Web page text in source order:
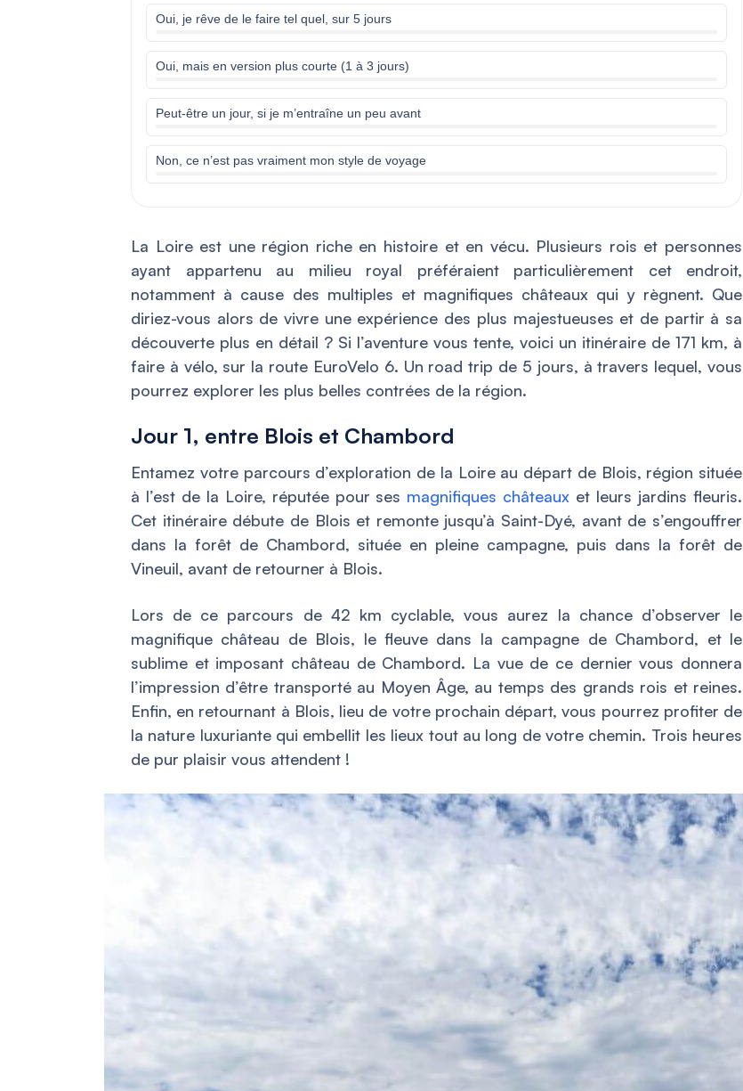
Oui, je rêve de le faire tel quel, sur 5 jours
Oui, mais en version plus courte (1 à 3 jours)
Peut-être un jour, si je m’entraîne un peu avant
Non, ce n’est pas vraiment mon style de voyage
La Loire est une région riche en histoire et en vécu. Plusieurs rois et personnes
ayant appartenu au milieu royal préféraient particulièrement cet endroit,
notamment à cause des multiples et magnifiques châteaux qui y règnent. Que
diriez-vous alors de vivre une expérience des plus majestueuses et de partir à sa
découverte plus en détail ? Si l’aventure vous tente, voici un itinéraire de 171 km, à
faire à vélo, sur la route EuroVelo 6. Un road trip de 5 jours, à travers lequel, vous
pourrez explorer les plus belles contrées de la région.
Jour 1, entre Blois et Chambord
Entamez votre parcours d’exploration de la Loire au départ de Blois, région située
à l’est de la Loire, réputée pour ses magnifiques châteaux et leurs jardins fleuris.
Cet itinéraire débute de Blois et remonte jusqu’à Saint-Dyé, avant de s’engouffrer
dans la forêt de Chambord, située en pleine campagne, puis dans la forêt de
Vineuil, avant de retourner à Blois.
Lors de ce parcours de 42 km cyclable, vous aurez la chance d’observer le
magnifique château de Blois, le fleuve dans la campagne de Chambord, et le
sublime et imposant château de Chambord. La vue de ce dernier vous donnera
l’impression d’être transporté au Moyen Âge, au temps des grands rois et reines.
Enfin, en retournant à Blois, lieu de votre prochain départ, vous pourrez profiter de
la nature luxuriante qui embellit les lieux tout au long de votre chemin. Trois heures
de pur plaisir vous attendent !